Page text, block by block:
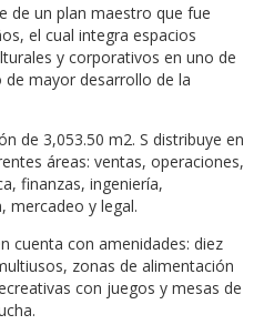
de un plan maestro que fue
el cual integra espacios
y corporativos en uno de
mayor desarrollo de la
de 3,053.50 m2. S distribuye en
áreas: ventas, operaciones,
finanzas, ingeniería,
mercadeo y legal.
cuenta con amenidades: diez
zonas de alimentación
con juegos y mesas de